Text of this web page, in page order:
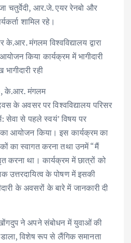
चतुर्वेदी, आर.जे. एयर रेनबो और
शामिल रहे।
मंगलम विश्वविद्यालय द्वारा
किया कार्यक्रम में भागीदारी
रही
के.आर. मंगलम
के अवसर पर विश्वविद्यालय परिसर
में: सेवा से पहले स्वयं’ विषय पर
आयोजन किया। इस कार्यक्रम का
का स्वागत करना तथा उनमें “मैं
करना था। कार्यक्रम में छात्रों को
उत्तरदायित्व के पोषण में इसकी
के अवसरों के बारे में जानकारी दी
ने अपने संबोधन में युवाओं की
डाला, विशेष रूप से लैंगिक समानता